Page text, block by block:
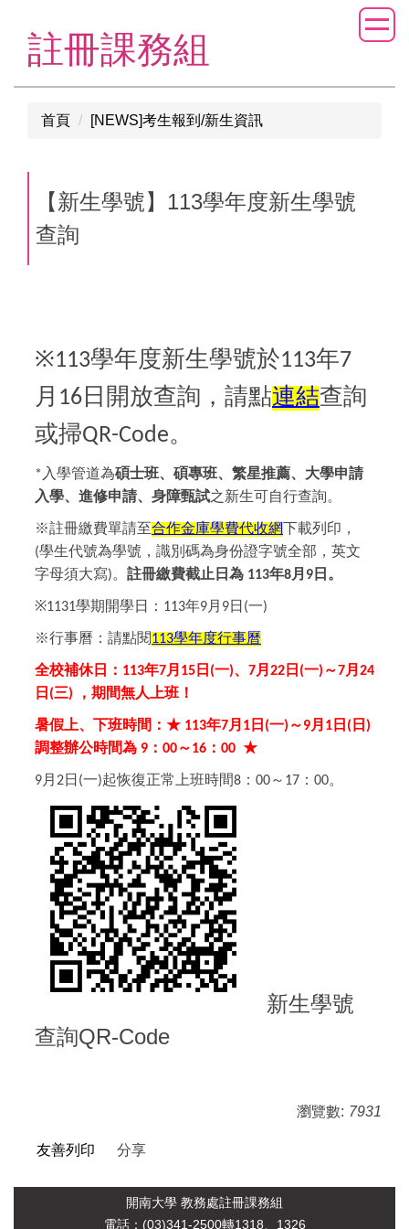
註冊課務組
首頁 [NEWS]考生報到/新生資訊
【新生學號】113學年度新生學號
查詢
※113學年度新生學號於113年7
月 16日 開放查詢，請點連結查詢
或掃QR-Code。
* 入學管道為碩士班、碩專班、繁星推薦、大學申請
入學、進修申請、身障甄試之新生可自行查詢。
※註冊繳費單請至合作金庫學費代收網下載列印，
(學生代號為學號，識別碼為身份證字號全部，英文
字母須大寫)。 註冊繳費截止日為 113年8月 9 日。
※1131學期開學日： 113年9月 9日 (一)
※行事曆：請點閱113學年度行事曆
全校補休日： 113年7月 15 日 (一)、 7月 22 日 (一) ～7月 24
日 (三) ，期間無人上班！
暑假上、下班時間：★ 113年7月 1 日 (一) ～9月 1 日 ( 日 )
調整辦公時間為 9 ： 00～16 ： 00 ★
9月 2日 (一)起恢復正常上班時間8 ： 00～ 17 ： 00。
新生學號
查詢QR-Code
瀏覽數: 7931
友善列印 分享
開南大學 教務處註冊課務組
電話：(03)341-2500轉1318、1326